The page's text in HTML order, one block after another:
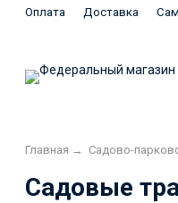
Оплата Доставка
Главная → Садово-
Садовые